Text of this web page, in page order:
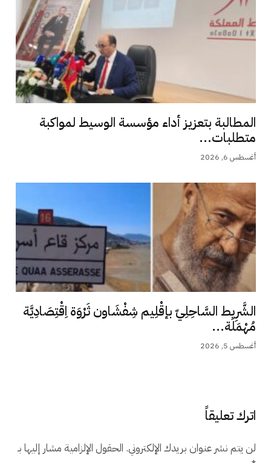
المطالبة بتعزيز أداء مؤسسة الوسيط لمواكبة
متطلبات...
أغسطس 6, 2026
الشَّرِيط السَّاحِلِيّ بإقْلِيم شِفْشَاون ثَرْوَة اِقْتِصَادِيَّة
مُهْمَلَة...
أغسطس 5, 2026
اترك تعليقاً
لن يتم نشر عنوان بريدك الإلكتروني. الحقول الإلزامية مشار إليها بـ